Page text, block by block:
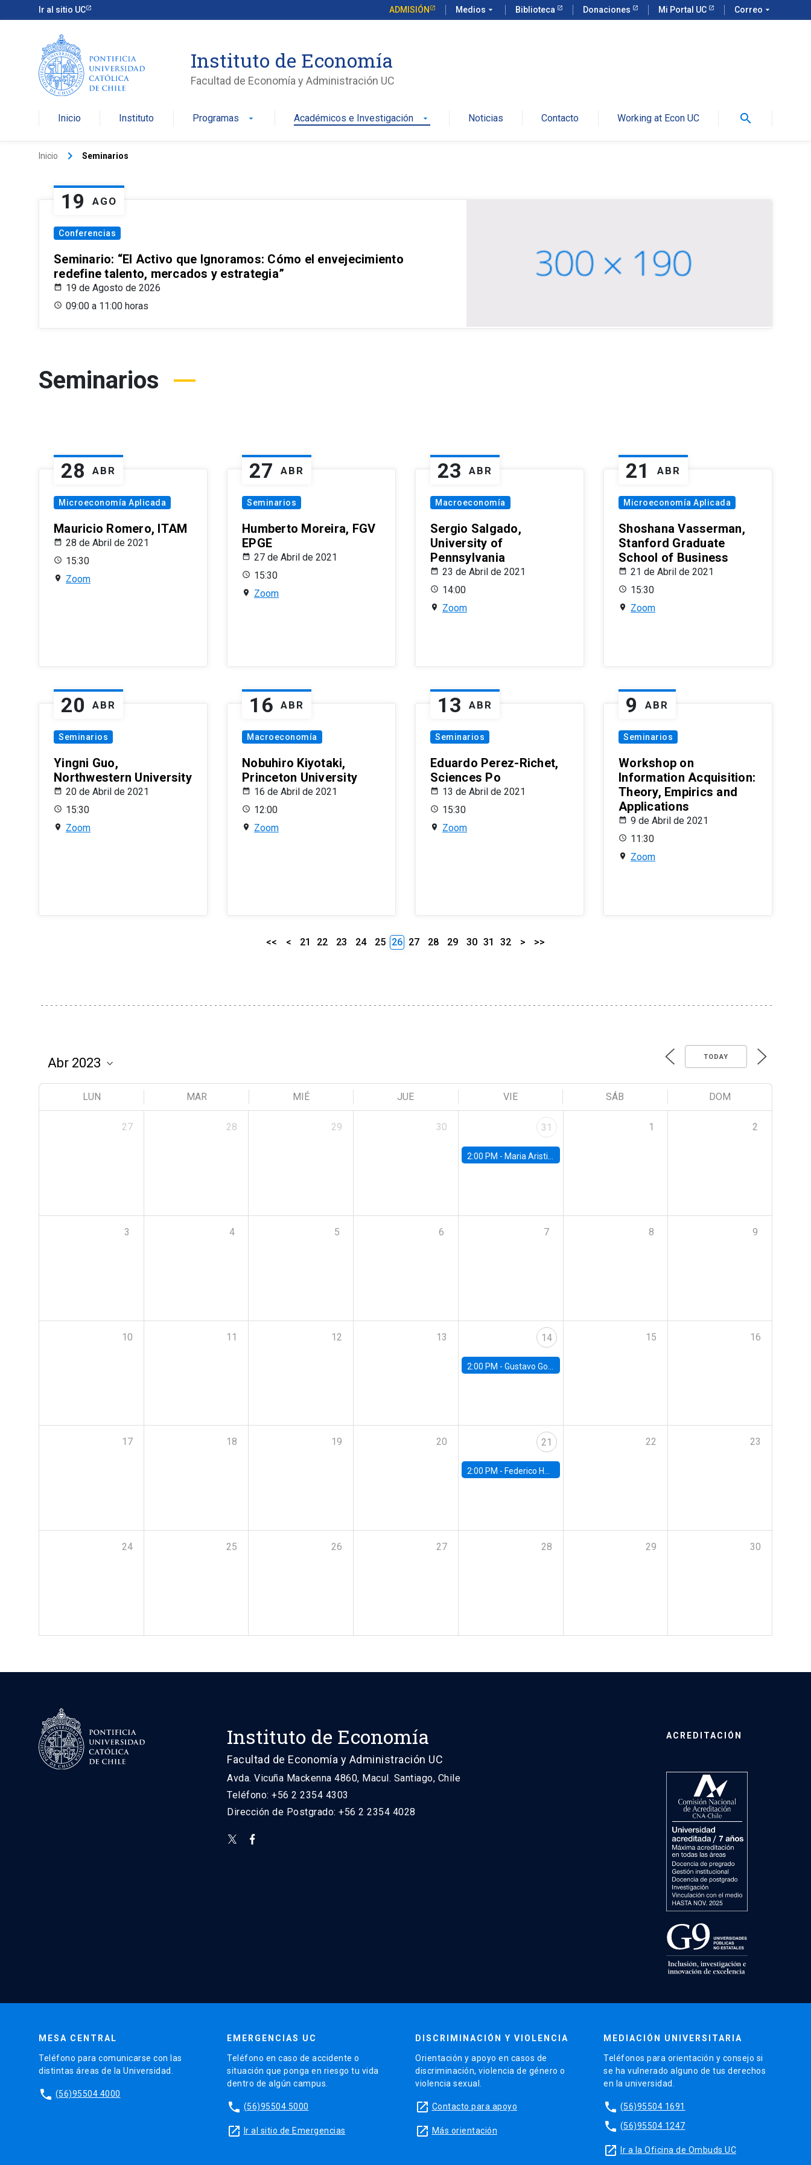
Ir al sitio UC ADMISIÓN Medios arrow_drop_down Biblioteca Donaciones Mi Portal UC Correo arrow_drop_down
Instituto de Economía
Facultad de Economía y Administración UC
Inicio Instituto Programas arrow_drop_down Académicos e Investigación arrow_drop_down Noticias Contacto Working at Econ UC search
Inicio keyboard_arrow_right Seminarios
19 AGO
Conferencias
Seminario: “El Activo que Ignoramos: Cómo el envejecimiento
redefine talento, mercados y estrategia”
19 de Agosto de 2026
09:00 a 11:00 horas
Seminarios
28 ABR
Microeconomía Aplicada
Mauricio Romero, ITAM
28 de Abril de 2021
15:30
Zoom
27 ABR
Seminarios
Humberto Moreira, FGV
EPGE
27 de Abril de 2021
15:30
Zoom
23 ABR
Macroeconomía
Sergio Salgado,
University of
Pennsylvania
23 de Abril de 2021
14:00
Zoom
21 ABR
Microeconomía Aplicada
Shoshana Vasserman,
Stanford Graduate
School of Business
21 de Abril de 2021
15:30
Zoom
20 ABR
Seminarios
Yingni Guo,
Northwestern University
20 de Abril de 2021
15:30
Zoom
16 ABR
Macroeconomía
Nobuhiro Kiyotaki,
Princeton University
16 de Abril de 2021
12:00
Zoom
13 ABR
Seminarios
Eduardo Perez-Richet,
Sciences Po
13 de Abril de 2021
15:30
Zoom
9 ABR
Seminarios
Workshop on
Information Acquisition:
Theory, Empirics and
Applications
9 de Abril de 2021
11:30
Zoom
<< < 21 22 23 24 25 26 27 28 29 30 31 32 > >>
TODAY
LUN MAR MIÉ JUE VIE SÁB DOM
27 28 29 30 31
2:00 PM - Maria Aristizabal-Ramirez, FED Board
1 2
3 4 5 6 7 8 9
10 11 12 13 14
2:00 PM - Gustavo González - Banco Central de Chile
15 16
17 18 19 20 21
2:00 PM - Federico Huneeus - Banco Central de Chile
22 23
24 25 26 27 28 29 30
Instituto de Economía
Facultad de Economía y Administración UC
Avda. Vicuña Mackenna 4860, Macul. Santiago, Chile
Teléfono: +56 2 2354 4303
Dirección de Postgrado: +56 2 2354 4028
ACREDITACIÓN
MESA CENTRAL
Teléfono para comunicarse con las
distintas áreas de la Universidad.
phone (56)95504 4000
EMERGENCIAS UC
Teléfono en caso de accidente o
situación que ponga en riesgo tu vida
dentro de algún campus.
phone (56)95504 5000
launch Ir al sitio de Emergencias
DISCRIMINACIÓN Y VIOLENCIA
Orientación y apoyo en casos de
discriminación, violencia de género o
violencia sexual.
launch Contacto para apoyo
launch Más orientación
MEDIACIÓN UNIVERSITARIA
Teléfonos para orientación y consejo si
se ha vulnerado alguno de tus derechos
en la universidad.
phone (56)95504 1691
phone (56)95504 1247
launch Ir a la Oficina de Ombuds UC